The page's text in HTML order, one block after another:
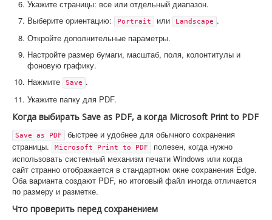
Укажите страницы: все или отдельный диапазон.
Выберите ориентацию:
Portrait или Landscape .
Откройте дополнительные параметры.
Настройте размер бумаги, масштаб, поля, колонтитулы и
фоновую графику.
Нажмите
Save .
Укажите папку для PDF.
Когда выбирать Save as PDF, а когда Microsoft Print to PDF
Save as PDF
быстрее и удобнее для обычного сохранения
страницы.
Microsoft Print to PDF
полезен, когда нужно
использовать системный механизм печати Windows или когда
сайт странно отображается в стандартном окне сохранения Edge.
Оба варианта создают PDF, но итоговый файл иногда отличается
по размеру и разметке.
Что проверить перед сохранением